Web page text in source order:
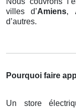
villes d’Amiens,
d’autres.
Pourquoi faire
Un store